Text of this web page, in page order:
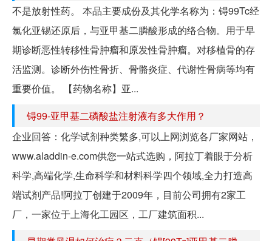
不是放射性药。 本品主要成份及其化学名称为：锝99Tc经
氯化亚锡还原后，与亚甲基二膦酸形成的络合物。用于早
期诊断恶性转移性骨肿瘤和原发性骨肿瘤。对移植骨的存
活监测。诊断外伤性骨折、骨骼炎症、代谢性骨病等均有
重要价值。 【药物名称】亚...
锝99-亚甲基二磷酸盐注射液有多大作用？
企业回答：化学试剂种类繁多,可以上网浏览各厂家网站，
www.aladdin-e.com供您一站式选购，阿拉丁着眼于分析
科学,高端化学,生命科学和材料科学四个领域,全力打造高
端试剂产品!阿拉丁创建于2009年，目前公司拥有2家工
厂，一家位于上海化工园区，工厂建筑面积...